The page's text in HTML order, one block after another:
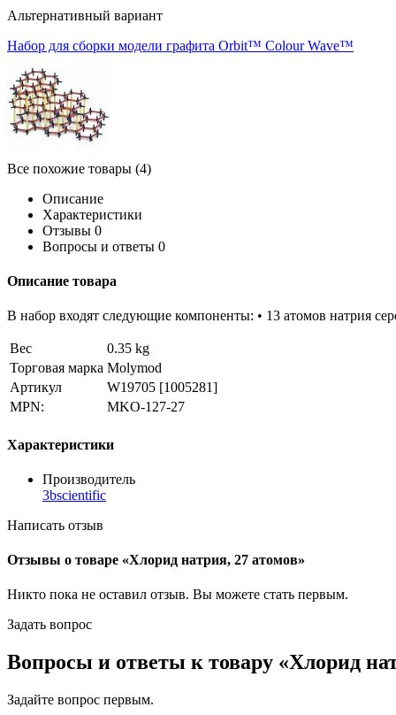
Альтернативный вариант
Набор для сборки модели графита Orbit™ Colour Wave™
Все похожие товары (4)
Описание
Характеристики
Отзывы 0
Вопросы и ответы 0
Описание товара
В набор входят следующие компоненты: • 13 атомов натрия
Вес
0.35 kg
Торговая марка Molymod
Артикул
W19705 [1005281]
MPN:
MKO-127-27
Характеристики
Производитель
3bscientific
Написать отзыв
Отзывы о товаре «Хлорид натрия, 27 атомов»
Никто пока не оставил отзыв. Вы можете стать первым.
Задать вопрос
Вопросы и ответы к товару «Хлорид
Задайте вопрос первым.